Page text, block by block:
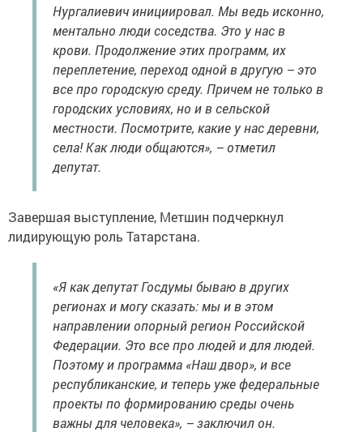
Нургалиевич инициировал. Мы ведь исконно,
ментально люди соседства. Это у нас в
крови. Продолжение этих программ, их
переплетение, переход одной в другую – это
все про городскую среду. Причем не только в
городских условиях, но и в сельской
местности. Посмотрите, какие у нас деревни,
села! Как люди общаются», – отметил
депутат.
Завершая выступление, Метшин подчеркнул
лидирующую роль Татарстана.
«Я как депутат Госдумы бываю в других
регионах и могу сказать: мы и в этом
направлении опорный регион Российской
Федерации. Это все про людей и для людей.
Поэтому и программа «Наш двор», и все
республиканские, и теперь уже федеральные
проекты по формированию среды очень
важны для человека», – заключил он.